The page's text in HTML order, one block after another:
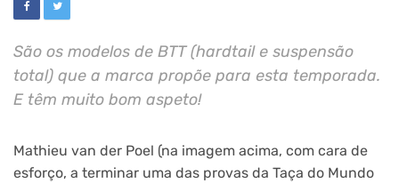
São os modelos de BTT (hardtail e suspensão
total) que a marca propõe para esta temporada.
E têm muito bom aspeto!
Mathieu van der Poel (na imagem acima, com cara de
esforço, a terminar uma das provas da Taça do Mundo